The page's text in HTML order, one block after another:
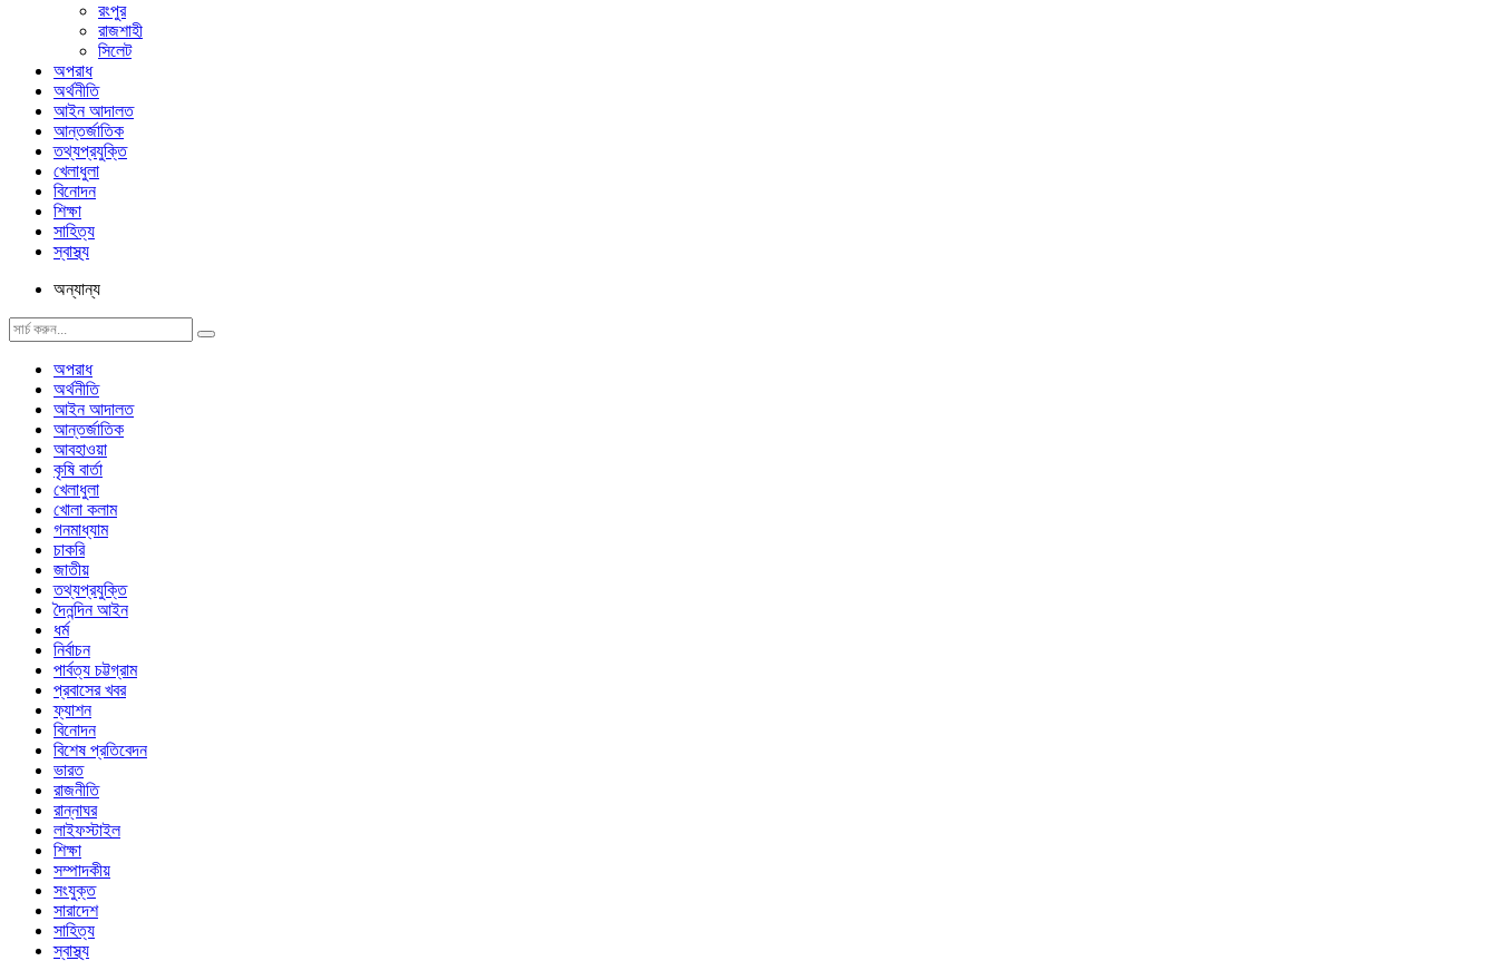
রংপুর
রাজশাহী
সিলেট
অপরাধ
অর্থনীতি
আইন আদালত
আন্তর্জাতিক
তথ্যপ্রযুক্তি
খেলাধুলা
বিনোদন
শিক্ষা
সাহিত্য
স্বাস্থ্য
অন্যান্য
অপরাধ
অর্থনীতি
আইন আদালত
আন্তর্জাতিক
আবহাওয়া
কৃষি বার্তা
খেলাধুলা
খোলা কলাম
গনমাধ্যাম
চাকরি
জাতীয়
তথ্যপ্রযুক্তি
দৈনন্দিন আইন
ধর্ম
নির্বাচন
পার্বত্য চট্টগ্রাম
প্রবাসের খবর
ফ্যাশন
বিনোদন
বিশেষ প্রতিবেদন
ভারত
রাজনীতি
রান্নাঘর
লাইফস্টাইল
শিক্ষা
সম্পাদকীয়
সংযুক্ত
সারাদেশ
সাহিত্য
স্বাস্থ্য